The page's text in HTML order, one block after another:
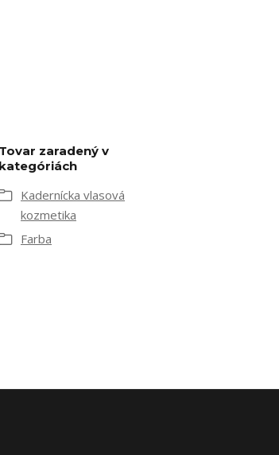
Tovar zaradený v
kategóriách
Kadernícka vlasová
kozmetika
Farba